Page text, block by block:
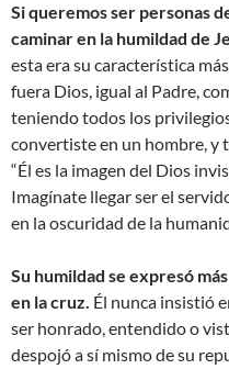
Si queremos ser personas
caminar en la humildad de
esta era su característica
fuera Dios, igual al Padre,
teniendo todos los
convertiste en un hombre, y
“Él es la imagen del Dios
Imagínate llegar ser el
en la oscuridad de la
Su humildad se expresó
en la cruz. Él nunca insistió
ser honrado, entendido o
despojó a sí mismo de su